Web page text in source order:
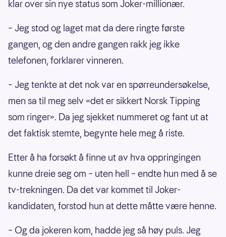
klar over sin nye status som Joker-millionær.
– Jeg stod og laget mat da dere ringte første
gangen, og den andre gangen rakk jeg ikke
telefonen, forklarer vinneren.
– Jeg tenkte at det nok var en spørreundersøkelse,
men sa til meg selv «det er sikkert Norsk Tipping
som ringer». Da jeg sjekket nummeret og fant ut at
det faktisk stemte, begynte hele meg å riste.
Etter å ha forsøkt å finne ut av hva oppringingen
kunne dreie seg om – uten hell – endte hun med å se
tv-trekningen. Da det var kommet til Joker-
kandidaten, forstod hun at dette måtte være henne.
– Og da jokeren kom, hadde jeg så høy puls. Jeg